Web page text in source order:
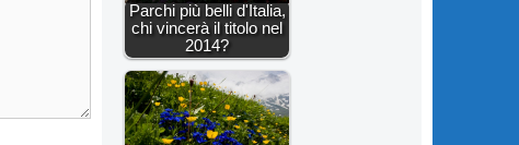
Parchi più belli d'Italia,
chi vincerà il titolo nel
2014?